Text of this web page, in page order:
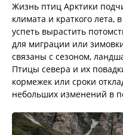
Жизнь птиц Арктики
климата и краткого лета,
успеть вырастить
для миграции или
связаны с сезоном,
Птицы севера и их
кормежек или сроки
небольших изменений в